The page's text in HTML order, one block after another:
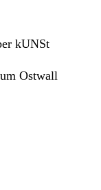
kUNSt
Ostwall